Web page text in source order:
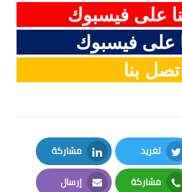
على فيسبوك
على فيسبوك
بنا
تغريد
Twitter
مشاركة
LinkedIn
مشاركة إرسال